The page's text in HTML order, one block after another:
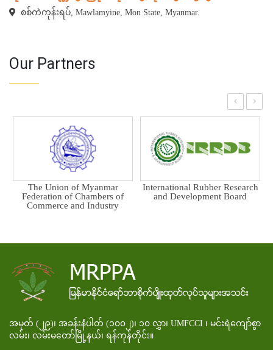
စစ်ကဲကုန်းရပ်, Mawlamyine, Mon State, Myanmar.
Our Partners
The Union of Myanmar
Federation of Chambers of
Commerce and Industry
International Rubber Research
and Development Board
‹ ›
အမှတ် (၂၉)၊ အခန်းနံပါတ် (၁၀၀၂)၊ ၁၀ လွှာ၊ UMFCCI ၊ မင်းရဲကျော်စွာ
လမ်း၊ လမ်းမတော်မြို့နယ်၊ ရန်ကုန်တိုင်း။